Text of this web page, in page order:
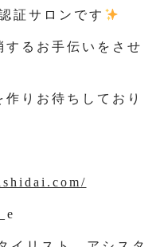
証サロンです
するお手伝いをさせ
りお待ちしており